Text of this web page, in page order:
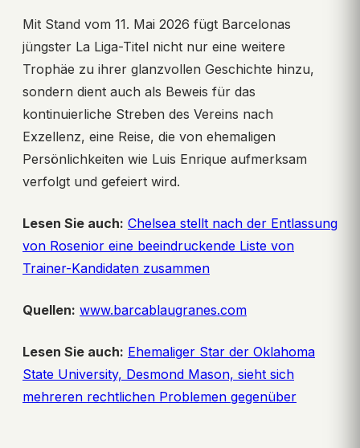
Mit Stand vom 11. Mai 2026 fügt Barcelonas
jüngster La Liga-Titel nicht nur eine weitere
Trophäe zu ihrer glanzvollen Geschichte hinzu,
sondern dient auch als Beweis für das
kontinuierliche Streben des Vereins nach
Exzellenz, eine Reise, die von ehemaligen
Persönlichkeiten wie Luis Enrique aufmerksam
verfolgt und gefeiert wird.
Lesen Sie auch: Chelsea stellt nach der Entlassung
von Rosenior eine beeindruckende Liste von
Trainer-Kandidaten zusammen
Quellen: www.barcablaugranes.com
Lesen Sie auch: Ehemaliger Star der Oklahoma
State University, Desmond Mason, sieht sich
mehreren rechtlichen Problemen gegenüber